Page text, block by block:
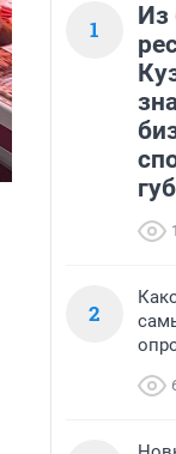
1
Из
2